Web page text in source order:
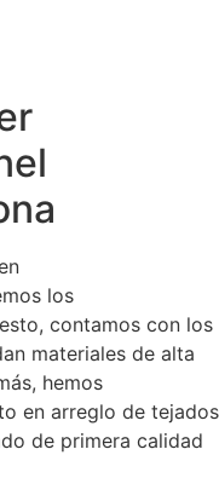
los
contamos con los
materiales de alta
hemos
en arreglo de tejados
de primera calidad